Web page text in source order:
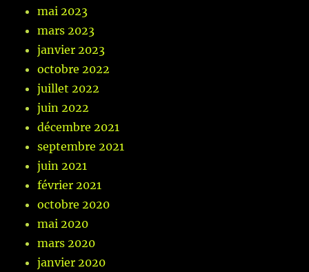
mai 2023
mars 2023
janvier 2023
octobre 2022
juillet 2022
juin 2022
décembre 2021
septembre 2021
juin 2021
février 2021
octobre 2020
mai 2020
mars 2020
janvier 2020